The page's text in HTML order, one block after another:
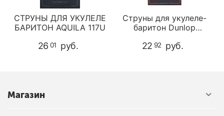
СТРУНЫ ДЛЯ УКУЛЕЛЕ
БАРИТОН AQUILA 117U
26 01 руб.
Струны для укулеле-
баритон Dunlop
22 92 руб.
Магазин